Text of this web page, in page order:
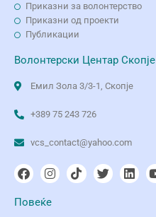
Приказни за волонтерство
Приказни од проекти
Публикации
Волонтерски Центар Скопје
Емил Зола 3/3-1, Скопје
+389 75 243 726
vcs_contact@yahoo.com
Повеќе